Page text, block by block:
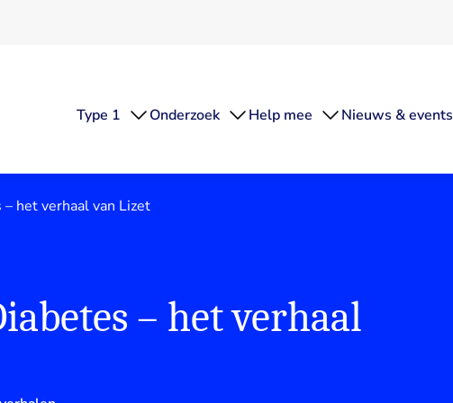
Type 1 Onderzoek Help mee Nieuws & events
het verhaal van Lizet
– het verhaal